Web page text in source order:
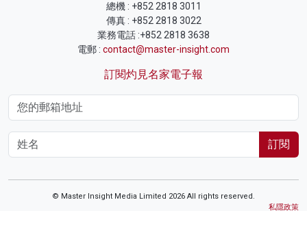
總機 : +852 2818 3011
傳真 : +852 2818 3022
業務電話 :+852 2818 3638
電郵 : contact@master-insight.com
訂閱灼見名家電子報
訂閱
© Master Insight Media Limited 2026 All rights reserved.
私隱政策